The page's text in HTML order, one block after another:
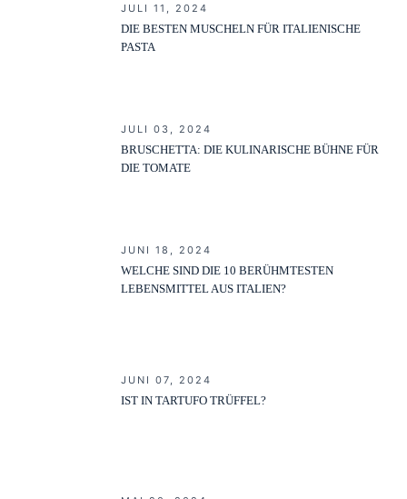
JULI 11, 2024
DIE BESTEN MUSCHELN FÜR ITALIENISCHE
PASTA
JULI 03, 2024
BRUSCHETTA: DIE KULINARISCHE BÜHNE FÜR
DIE TOMATE
JUNI 18, 2024
WELCHE SIND DIE 10 BERÜHMTESTEN
LEBENSMITTEL AUS ITALIEN?
JUNI 07, 2024
IST IN TARTUFO TRÜFFEL?